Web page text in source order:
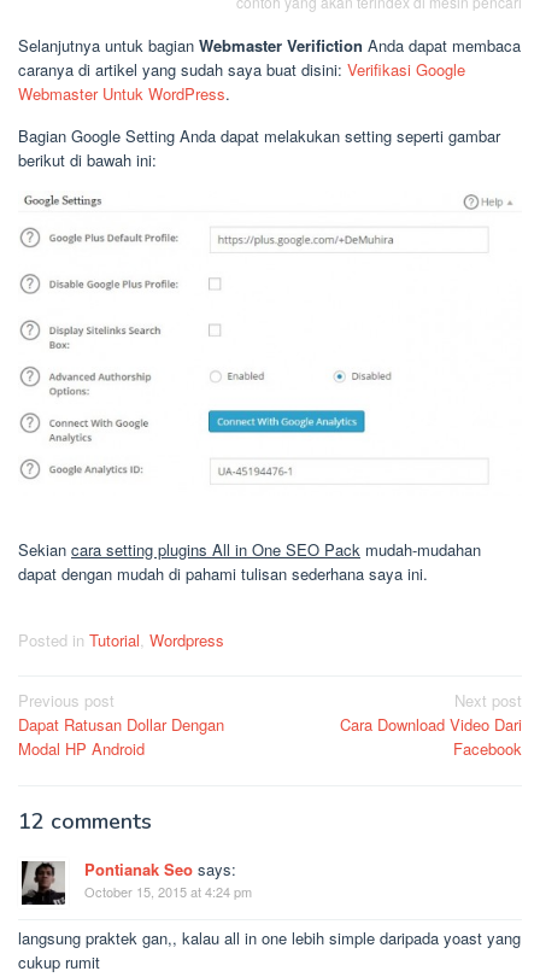
Selanjutnya untuk bagian Webmaster Verifiction Anda dapat membaca
caranya di artikel yang sudah saya buat disini: Verifikasi Google
Webmaster Untuk WordPress.
Bagian Google Setting Anda dapat melakukan setting seperti gambar
berikut di bawah ini:
Sekian cara setting plugins All in One SEO Pack mudah-mudahan
dapat dengan mudah di pahami tulisan sederhana saya ini.
Posted in Tutorial Wordpress
Post
navigation
Previous post
Dapat Ratusan Dollar Dengan
Modal HP Android
Next post
Cara Download Video Dari
Facebook
12 comments
Pontianak Seo says:
October 15, 2015 at 4:24 pm
langsung praktek gan,, kalau all in one lebih simple daripada yoast yang
cukup rumit